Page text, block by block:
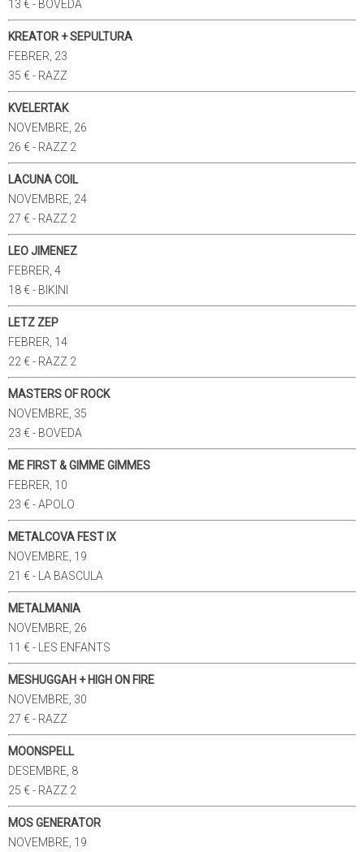
13 € - BOVEDA
KREATOR + SEPULTURA
FEBRER, 23
35 € - RAZZ
KVELERTAK
NOVEMBRE, 26
26 € - RAZZ 2
LACUNA COIL
NOVEMBRE, 24
27 € - RAZZ 2
LEO JIMENEZ
FEBRER, 4
18 € - BIKINI
LETZ ZEP
FEBRER, 14
22 € - RAZZ 2
MASTERS OF ROCK
NOVEMBRE, 35
23 € - BOVEDA
ME FIRST & GIMME GIMMES
FEBRER, 10
23 € - APOLO
METALCOVA FEST IX
NOVEMBRE, 19
21 € - LA BASCULA
METALMANIA
NOVEMBRE, 26
11 € - LES ENFANTS
MESHUGGAH + HIGH ON FIRE
NOVEMBRE, 30
27 € - RAZZ
MOONSPELL
DESEMBRE, 8
25 € - RAZZ 2
MOS GENERATOR
NOVEMBRE, 19